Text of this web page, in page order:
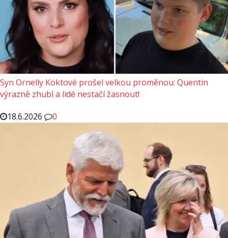
Syn Ornelly Koktové prošel velkou proměnou: Quentin
výrazně zhubl a lidé nestačí žasnout!
18.6.2026
0